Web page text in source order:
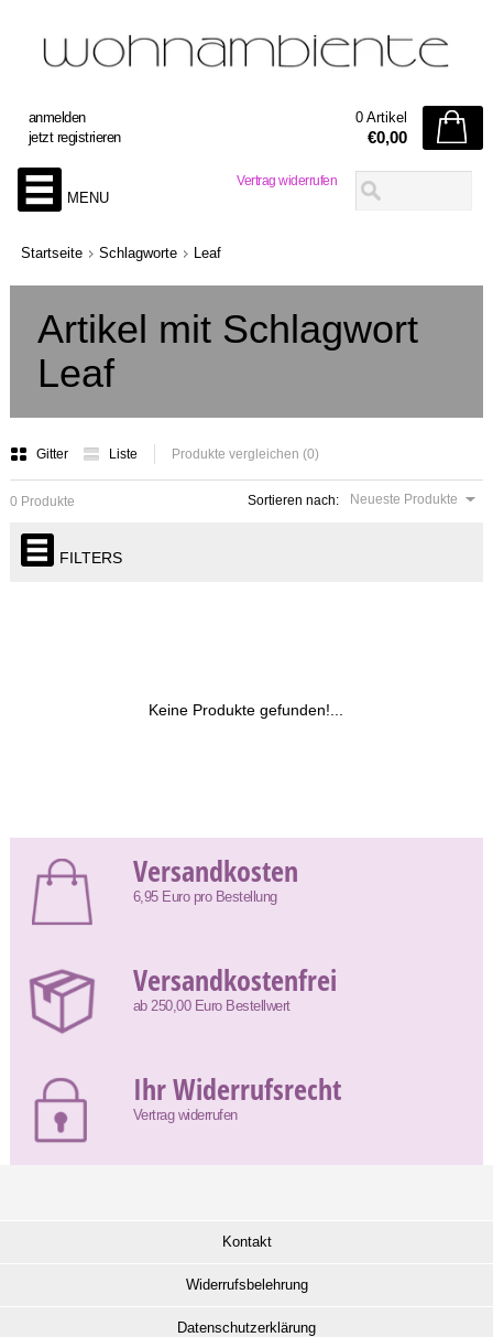
Vertrag widerrufen
anmelden
jetzt registrieren
0 Artikel
€0,00
MENU
Startseite Schlagworte Leaf
Artikel mit Schlagwort
Leaf
Gitter Liste Produkte vergleichen (0)
Sortieren nach: Neueste Produkte
0 Produkte
FILTERS
Keine Produkte gefunden!...
Versandkosten
6,95 Euro pro Bestellung
Versandkostenfrei
ab 250,00 Euro Bestellwert
Ihr Widerrufsrecht
Vertrag widerrufen
Kontakt
Widerrufsbelehrung
Datenschutzerklärung